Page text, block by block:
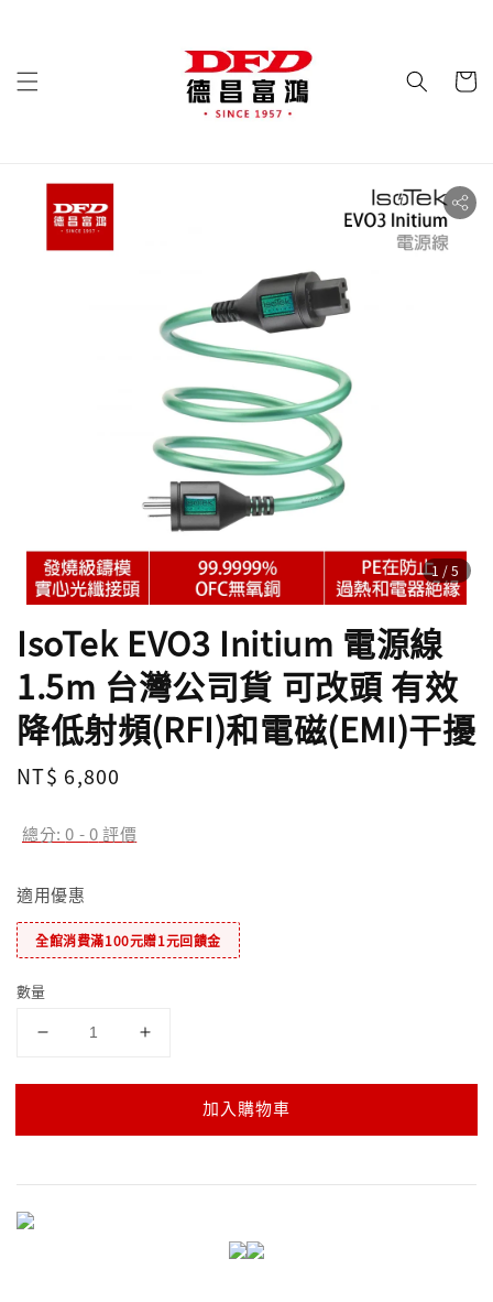
1 /5
IsoTek EVO3 Initium 電源線
1.5m 台灣公司貨 可改頭 有效
降低射頻(RFI)和電磁(EMI)干擾
Regular
NT$ 6,800
總分:0 -0評價
適用優惠
全館消費滿100元贈1元回饋金
數量
加入購物車